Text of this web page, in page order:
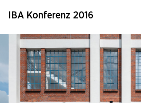
IBA Konferenz 2016